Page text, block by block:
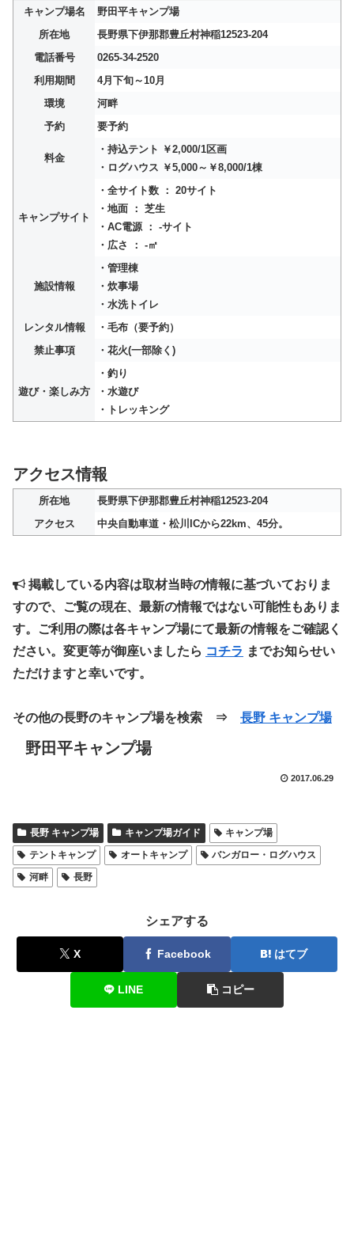
キャンプ場名
野田平キャンプ場
所在地
長野県下伊那郡豊丘村神稲12523-204
電話番号
0265-34-2520
利用期間
4月下旬～10月
環境
河畔
予約
要予約
料金
・持込テント ￥2,000/1区画
・ログハウス ￥5,000～￥8,000/1棟
キャンプサイト
・全サイト数 ： 20サイト
・地面 ： 芝生
・AC電源 ： -サイト
・広さ ： -㎡
施設情報
・管理棟
・炊事場
・水洗トイレ
レンタル情報
・毛布（要予約）
禁止事項
・花火(一部除く)
遊び・楽しみ方
・釣り
・水遊び
・トレッキング
アクセス情報
所在地
長野県下伊那郡豊丘村神稲12523-204
アクセス
中央自動車道・松川ICから22km、45分。
掲載している内容は取材当時の情報に基づいておりま
すので、ご覧の現在、最新の情報ではない可能性もありま
す。ご利用の際は各キャンプ場にて最新の情報をご確認く
ださい。変更等が御座いましたら コチラ までお知らせい
ただけますと幸いです。
その他の長野のキャンプ場を検索 ⇒ 長野 キャンプ場
野田平キャンプ場
2017.06.29
長野 キャンプ場 キャンプ場ガイド
キャンプ場
テントキャンプ
オートキャンプ
バンガロー・ログハウス
河畔
長野
シェアする
X Facebook はてブ
LINE コピー